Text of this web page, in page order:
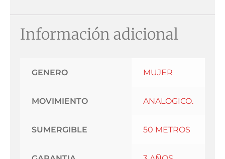
Información adicional
GENERO MUJER
MOVIMIENTO ANALOGICO.
SUMERGIBLE 50 METROS